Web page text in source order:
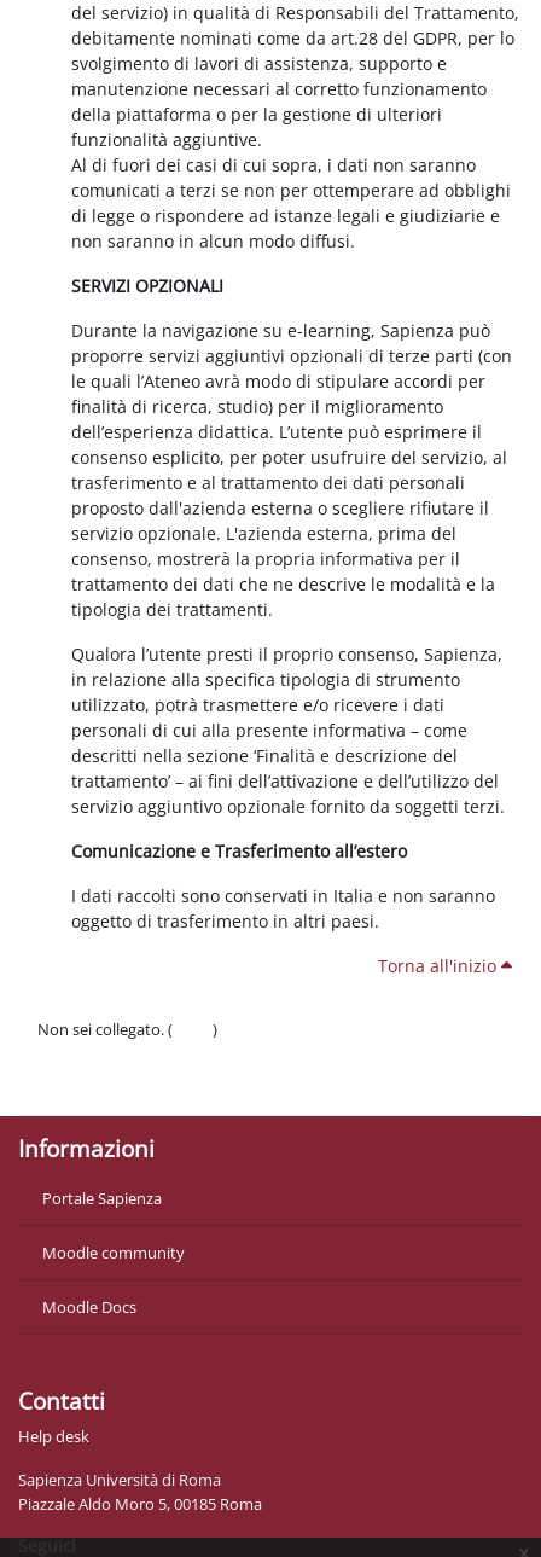
x
del servizio) in qualità di Responsabili del Trattamento,
debitamente nominati come da art.28 del GDPR, per lo
svolgimento di lavori di assistenza, supporto e
manutenzione necessari al corretto funzionamento
della piattaforma o per la gestione di ulteriori
funzionalità aggiuntive.
Al di fuori dei casi di cui sopra, i dati non saranno
comunicati a terzi se non per ottemperare ad obblighi
di legge o rispondere ad istanze legali e giudiziarie e
non saranno in alcun modo diffusi.
SERVIZI OPZIONALI
Durante la navigazione su e-learning, Sapienza può
proporre servizi aggiuntivi opzionali di terze parti (con
le quali l’Ateneo avrà modo di stipulare accordi per
finalità di ricerca, studio) per il miglioramento
dell’esperienza didattica. L’utente può esprimere il
consenso esplicito, per poter usufruire del servizio, al
trasferimento e al trattamento dei dati personali
proposto dall'azienda esterna o scegliere rifiutare il
servizio opzionale. L'azienda esterna, prima del
consenso, mostrerà la propria informativa per il
trattamento dei dati che ne descrive le modalità e la
tipologia dei trattamenti.
Qualora l’utente presti il proprio consenso, Sapienza,
in relazione alla specifica tipologia di strumento
utilizzato, potrà trasmettere e/o ricevere i dati
personali di cui alla presente informativa – come
descritti nella sezione ‘Finalità e descrizione del
trattamento’ – ai fini dell’attivazione e dell’utilizzo del
servizio aggiuntivo opzionale fornito da soggetti terzi.
Comunicazione e Trasferimento all’estero
I dati raccolti sono conservati in Italia e non saranno
oggetto di trasferimento in altri paesi.
Torna all'inizio
Non sei collegato. (
)
Informazioni
Portale Sapienza
Moodle community
Moodle Docs
Contatti
Help desk
Sapienza Università di Roma
Piazzale Aldo Moro 5, 00185 Roma
Seguici